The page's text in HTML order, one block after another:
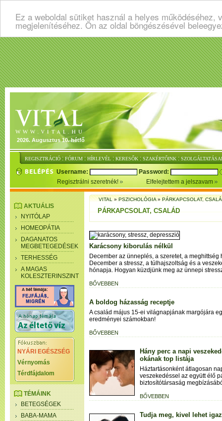
Ez a weboldal sütiket használ a helyes
megjelenítéséhez. Ön az oldal böngészésével
2026. Augusztus 10. hétfő
REGISZTRÁCIÓ : FÓRUM : HÍRLEVÉL : KERESŐK : SZAKÉRTŐINK :
Username:
Password:
Regisztrálni szeretnék!
Elfelejtettem a jelszavam
AKTUÁLIS
NYITÓLAP
HOMEOPÁTIA
DAGANATOS
MEGBETEGEDÉSEK
TERHESSÉG
A MAGAS
KOLESZTERINSZINT
NYÁRI EGÉSZSÉG
Vérnyomás
Térdfájdalom
TÉMÁINK
BETEGSÉGEK
BABA-MAMA
VITAL»PSZICHOLÓGIA»PÁRKAPCSOLAT,
PÁRKAPCSOLAT, CSALÁD
Karácsony kiborulás nélkül
December az ünneplés, a szeretet, a meghittség
December a stressz, a túlhajszoltság és a
hónapja. Hogyan küzdjünk meg az ünnepi
BŐVEBBEN
A boldog házasság receptje
A család május 15-ei világnapjának margójára
eredményei számokban!
BŐVEBBEN
Hány perc a napi
okának top listája
Háztartásonként átlagosan
veszekedéssel az együtt élő
biztosítótársaság
BŐVEBBEN
Tudja meg, kivel lehet